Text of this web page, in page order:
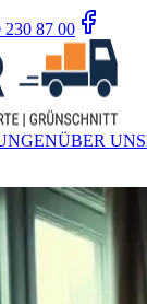
230 87 00
ÜBER UNS